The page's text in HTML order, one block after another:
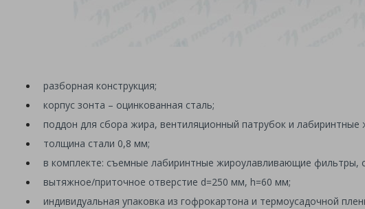
разборная конструкция;
корпус зонта – оцинкованная сталь;
поддон для сбора жира, вентиляционный патрубок и
толщина стали 0,8 мм;
в комплекте: съемные лабиринтные жироулавливающие фильтры,
вытяжное/приточное отверстие d=250 мм, h=60 мм;
индивидуальная упаковка из гофрокартона и термоусадочной